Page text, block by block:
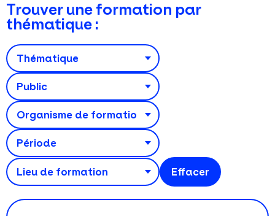
Trouver une formation par
thématique :
Effacer